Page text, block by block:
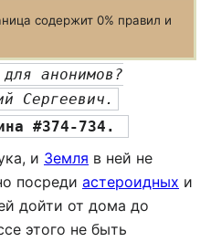
содержит 0% правил и
анонимов?
Сергеевич.
#374-734.
и Земля в ней не
посреди астероидных и
дойти от дома до
этого не быть